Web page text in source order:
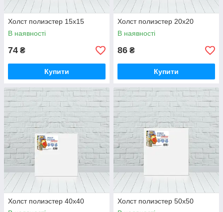
Холст полиэстер 15х15
В наявності
74 ₴
Купити
Холст полиэстер 20х20
В наявності
86 ₴
Купити
Холст полиэстер 40х40
Холст полиэстер 50х50